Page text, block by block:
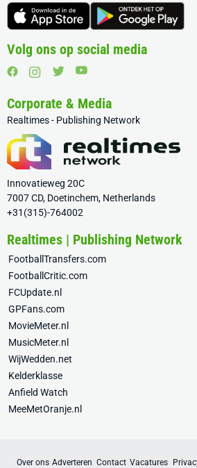
Volg ons op social media
Corporate & Media
Realtimes - Publishing Network
Innovatieweg 20C
7007 CD, Doetinchem, Netherlands
+31(315)-764002
Realtimes | Publishing Network
FootballTransfers.com
FootballCritic.com
FCUpdate.nl
GPFans.com
MovieMeter.nl
MusicMeter.nl
WijWedden.net
Kelderklasse
Anfield Watch
MeeMetOranje.nl
Over ons Adverteren Contact Vacatures